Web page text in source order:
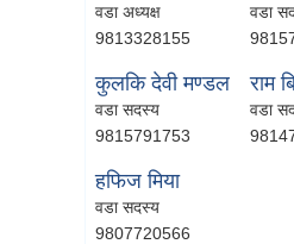
वडा अध्यक्ष
9813328155
वडा
कुलकि देवी मण्डल
वडा सदस्य
9815791753
राम
वडा
हफिज मिया
वडा सदस्य
9807720566